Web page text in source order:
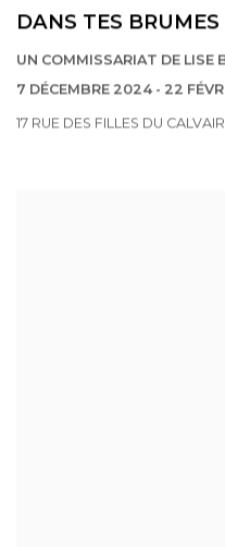
DANS TES BRUMES
UN COMMISSARIAT DE LISE
7 DÉCEMBRE 2024 - 22
17 RUE DES FILLES DU